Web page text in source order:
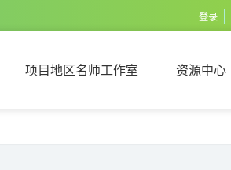
登录
项目地区名师工作室 资源中心